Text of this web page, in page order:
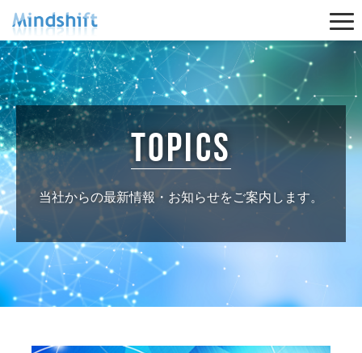
topics
当社からの最新情報・お知らせをご案内します。